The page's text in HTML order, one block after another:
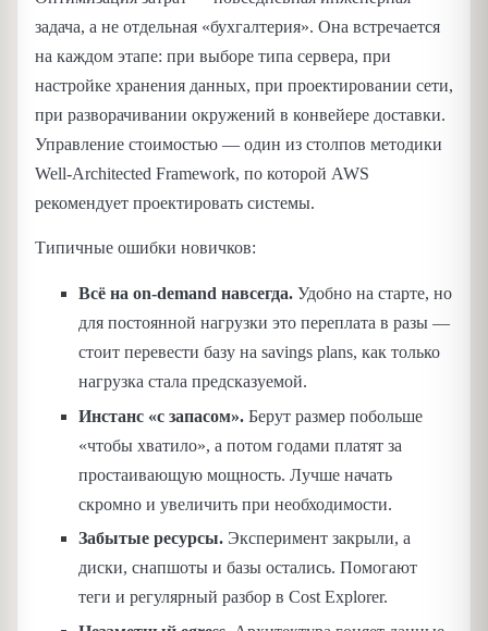
задача, а не отдельная «бухгалтерия». Она встречается
на каждом этапе: при выборе типа сервера, при
настройке хранения данных, при проектировании сети,
при разворачивании окружений в конвейере доставки.
Управление стоимостью — один из столпов методики
Well-Architected Framework, по которой AWS
рекомендует проектировать системы.
Типичные ошибки новичков:
Всё на on-demand навсегда. Удобно на старте, но
для постоянной нагрузки это переплата в разы —
стоит перевести базу на savings plans, как только
нагрузка стала предсказуемой.
Инстанс «с запасом». Берут размер побольше
«чтобы хватило», а потом годами платят за
простаивающую мощность. Лучше начать
скромно и увеличить при необходимости.
Забытые ресурсы. Эксперимент закрыли, а
диски, снапшоты и базы остались. Помогают
теги и регулярный разбор в Cost Explorer.